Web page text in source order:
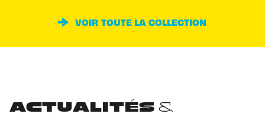
VOIR TOUTE LA COLLECTION
ACTUALITÉS &